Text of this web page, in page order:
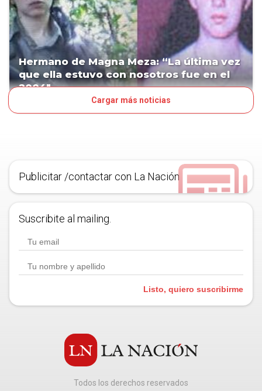
Hermano de Magna Meza: “La última vez
que ella estuvo con nosotros fue en el
2004″
Cargar más noticias
Publicitar /contactar con La Nación
Suscribite al mailing.
Listo, quiero suscribirme
Todos los derechos reservados